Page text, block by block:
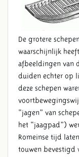
De grotere
waarschijnlijk
afbeeldingen van
duiden echter op
deze schepen
“jagen” van
het “jaagpad”)
Romeinse tijd
touwen bevestigd